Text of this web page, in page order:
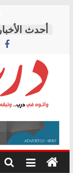
content
درب
وأتوه
درب..
وتبقى
هي